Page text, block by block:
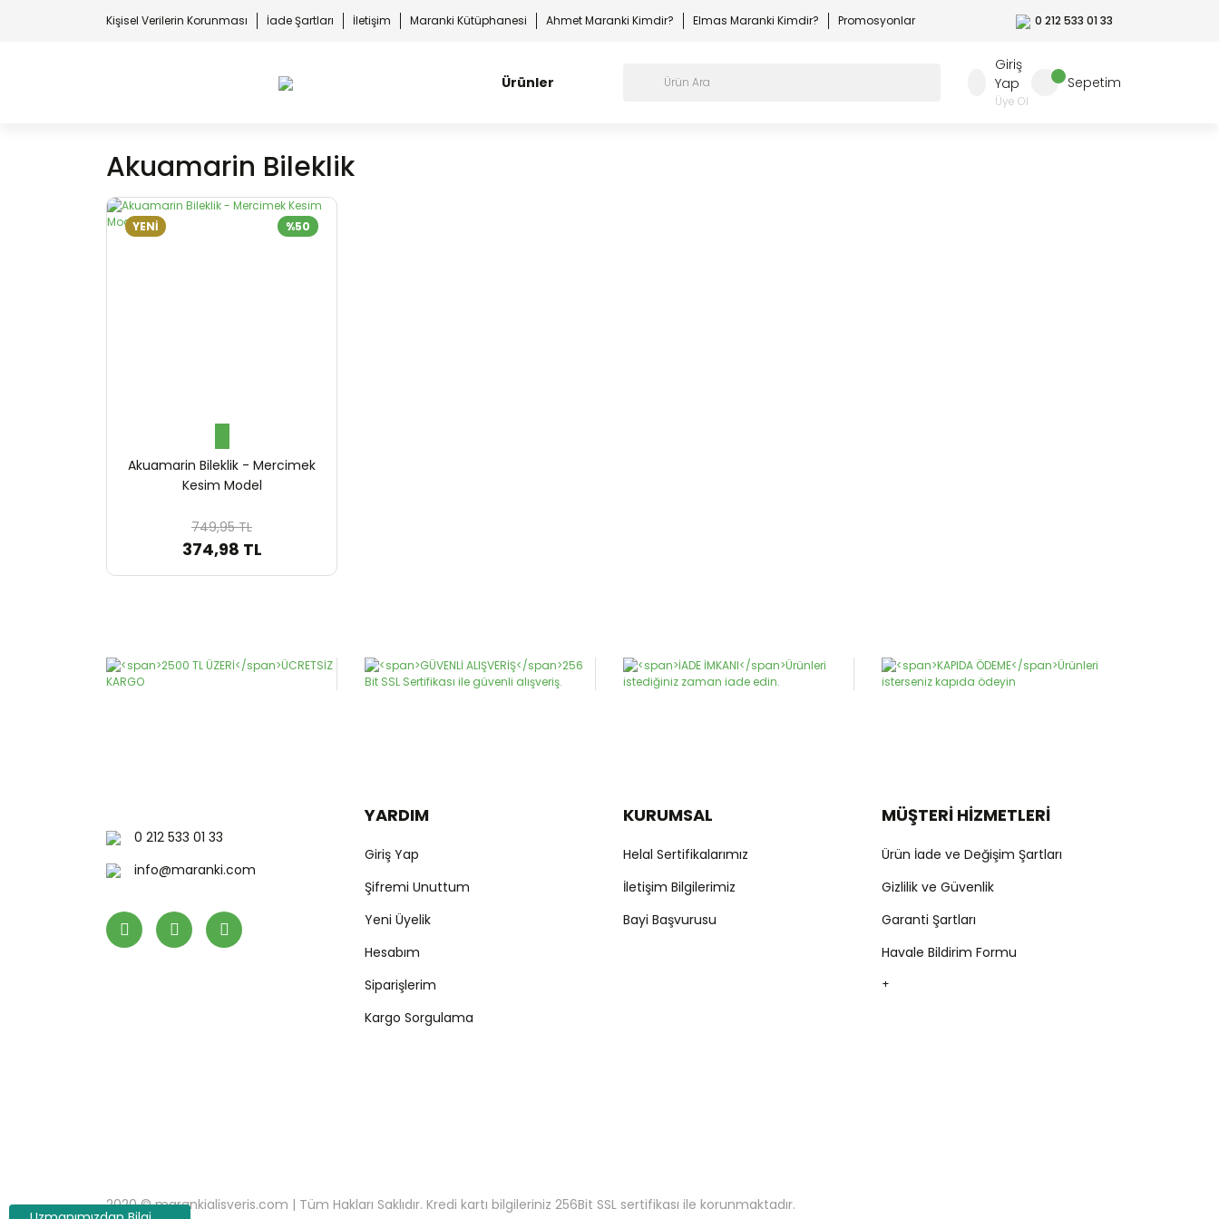
Kişisel Verilerin Korunması İade Şartları İletişim Maranki Kütüphanesi Ahmet Maranki Kimdir? Elmas Maranki Kimdir? Promosyonlar 0 212 533 01 33
Ürünler
Giriş
Yap
Üye Ol
Sepetim
Akuamarin Bileklik
%50
YENİ
Akuamarin Bileklik - Mercimek
Kesim Model
749,95 TL
374,98 TL
0 212 533 01 33
info@maranki.com
YARDIM
Giriş Yap
Şifremi Unuttum
Yeni Üyelik
Hesabım
Siparişlerim
Kargo Sorgulama
KURUMSAL
Helal Sertifikalarımız
İletişim Bilgilerimiz
Bayi Başvurusu
MÜŞTERİ HİZMETLERİ
Ürün İade ve Değişim Şartları
Gizlilik ve Güvenlik
Garanti Şartları
Havale Bildirim Formu
+
2020 © marankialisveris.com | Tüm Hakları Saklıdır. Kredi kartı bilgileriniz 256Bit SSL sertifikası ile korunmaktadır.